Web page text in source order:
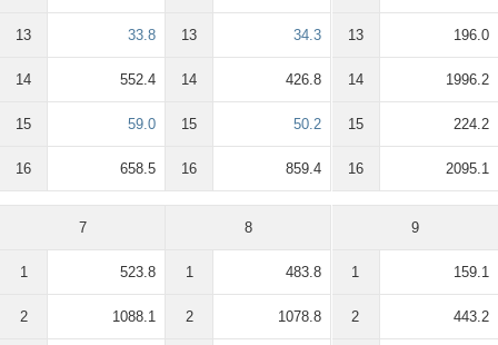
13 33.8
14 552.4
15 59.0
16 658.5
13 34.3
14 426.8
15 50.2
16 859.4
13 196.0
14 1996.2
15 224.2
16 2095.1
7
1 523.8
2 1088.1
8
1 483.8
2 1078.8
9
1 159.1
2 443.2